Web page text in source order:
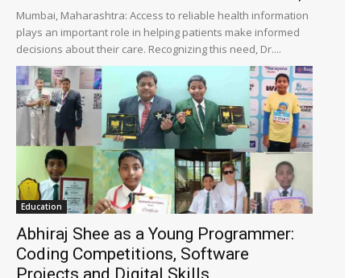
Mumbai, Maharashtra: Access to reliable health information
plays an important role in helping patients make informed
decisions about their care. Recognizing this need, Dr....
Education
Abhiraj Shee as a Young Programmer:
Coding Competitions, Software
Projects and Digital Skills